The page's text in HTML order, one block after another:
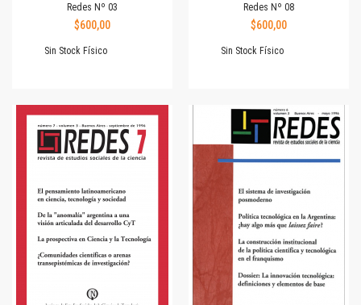
Redes Nº 03
$600,00
Sin Stock Físico
Redes Nº 08
$600,00
Sin Stock Físico